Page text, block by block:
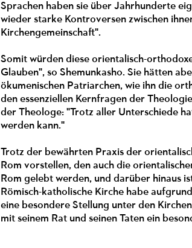
Sprachen haben sie über Jahrhunderte
wieder starke Kontroversen zwischen
Kirchengemeinschaft".
Somit würden diese orientalisch-
Glauben", so Shemunkasho. Sie hätten
ökumenischen Patriarchen, wie ihn die
den essenziellen Kernfragen der
der Theologe: "Trotz aller Unterschiede
werden kann."
Trotz der bewährten Praxis der
Rom vorstellen, den auch die
Rom gelebt werden, und darüber hinaus
Römisch-katholische Kirche habe
eine besondere Stellung unter den
mit seinem Rat und seinen Taten ein